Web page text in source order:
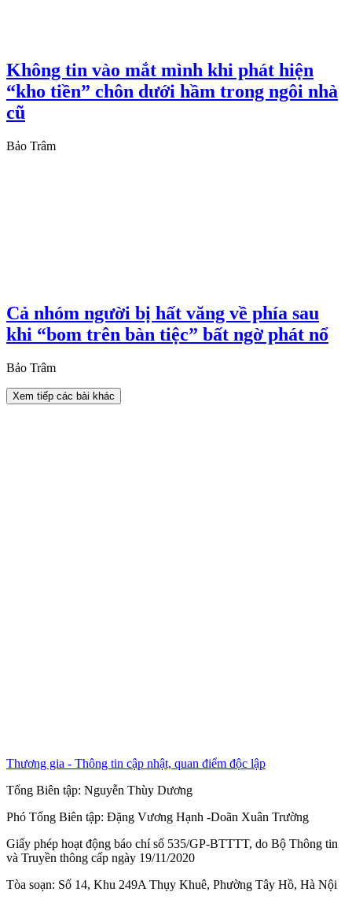
Không tin vào mắt mình khi phát hiện
“kho tiền” chôn dưới hầm trong ngôi nhà
cũ
Bảo Trâm
Cả nhóm người bị hất văng về phía sau
khi “bom trên bàn tiệc” bất ngờ phát nổ
Bảo Trâm
Xem tiếp các bài khác
Thương gia - Thông tin cập nhật, quan điểm độc lập
Tổng Biên tập: Nguyễn Thùy Dương
Phó Tổng Biên tập: Đặng Vương Hạnh -Doãn Xuân Trường
Giấy phép hoạt động báo chí số 535/GP-BTTTT, do Bộ Thông tin
và Truyền thông cấp ngày 19/11/2020
Tòa soạn: Số 14, Khu 249A Thụy Khuê, Phường Tây Hồ, Hà Nội